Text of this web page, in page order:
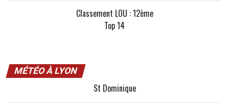
Classement LOU : 12ème
Top 14
MÉTÉO À LYON
St Dominique